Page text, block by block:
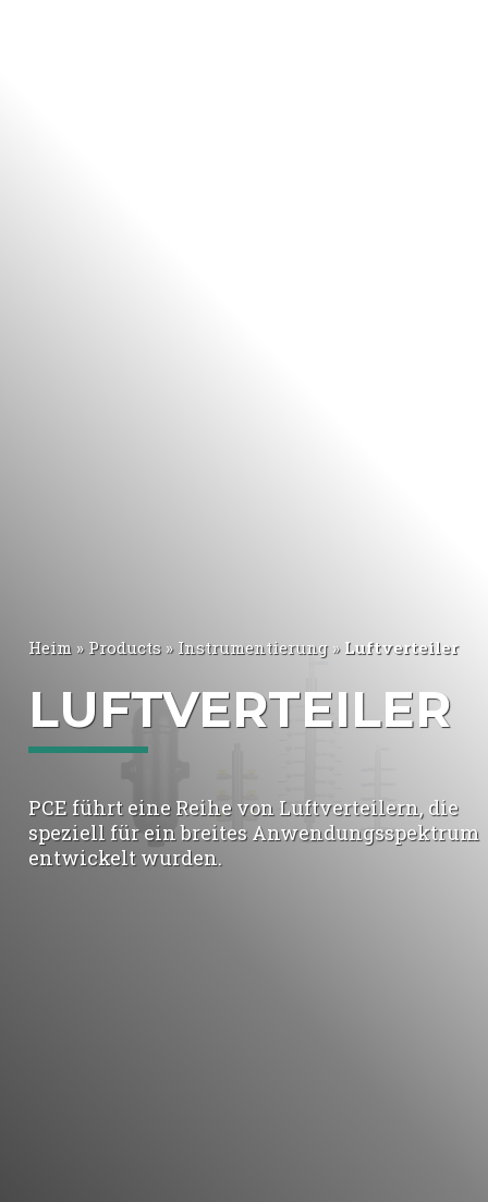
Heim» Products» Instrumentierung» Luftverteiler
LUFTVERTEILER
PCE führt eine Reihe von Luftverteilern, die
speziell für ein breites Anwendungsspektrum
entwickelt wurden.